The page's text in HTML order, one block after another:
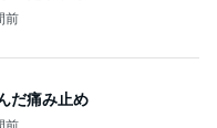
前
だ痛み止め
前